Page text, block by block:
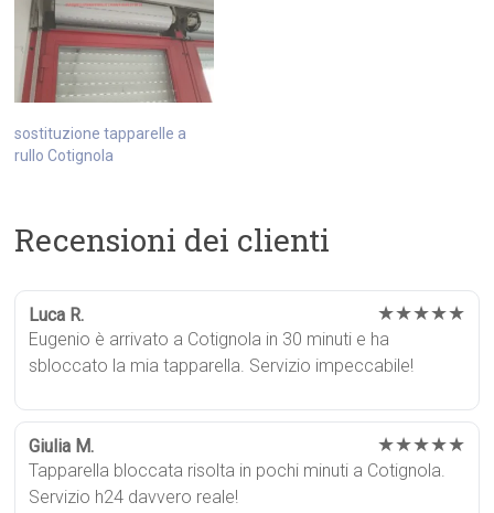
sostituzione tapparelle a
rullo Cotignola
Recensioni dei clienti
Luca R. ★★★★★
Eugenio è arrivato a Cotignola in 30 minuti e ha
sbloccato la mia tapparella. Servizio impeccabile!
Giulia M. ★★★★★
Tapparella bloccata risolta in pochi minuti a Cotignola.
Servizio h24 davvero reale!